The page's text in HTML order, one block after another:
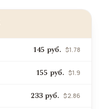
145 руб. $1.78
155 руб. $1.9
233 руб. $2.86